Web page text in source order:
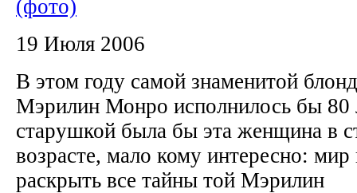
(фото)
19 Июля 2006
В этом году самой знаменитой
Мэрилин Монро исполнилось бы 80
старушкой была бы эта женщина в
возрасте, мало кому интересно:
раскрыть все тайны той Мэрилин